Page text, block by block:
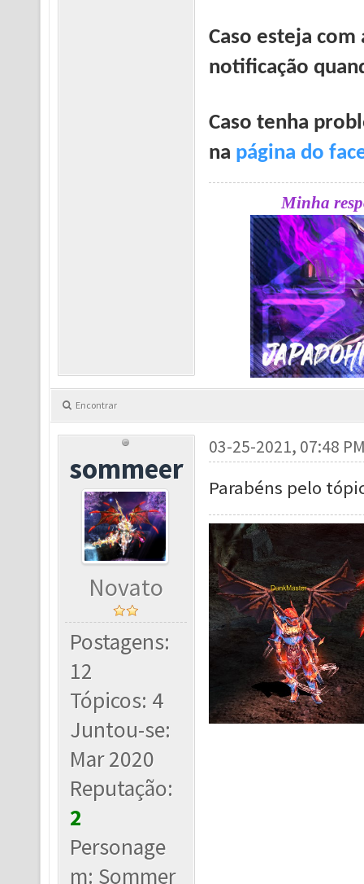
Caso esteja
notificação
Caso tenha
na página do
Minha
Encontrar
sommeer
Novato
Postagens:
12
Tópicos: 4
Juntou-se:
Mar 2020
Reputação:
2
Personage
m: Sommer
03-25-2021, 07:48
Parabéns pelo